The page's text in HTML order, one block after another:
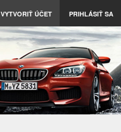
VYTVORIŤ ÚČET PRIHLÁSIŤ SA